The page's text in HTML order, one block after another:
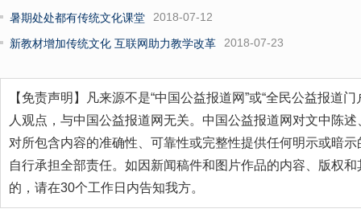
暑期处处都有传统文化课堂 2018-07-12
新教材增加传统文化 互联网助力教学改革 2018-07-23
【免责声明】凡来源不是“中国公益报道网”或“全民公益报道
人观点，与中国公益报道网无关。中国公益报道网对文中陈
对所包含内容的准确性、可靠性或完整性提供任何明示或暗
自行承担全部责任。如因新闻稿件和图片作品的内容、版权
的，请在30个工作日内告知我方。